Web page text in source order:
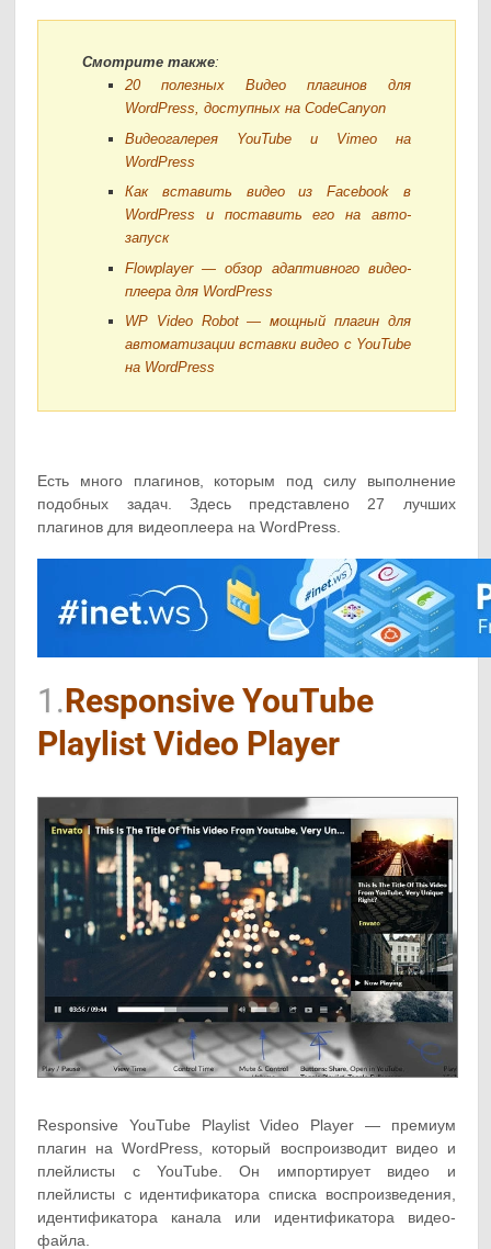
Смотрите также:
20 полезных Видео плагинов для
WordPress, доступных на CodeCanyon
Видеогалерея YouTube и Vimeo на
WordPress
Как вставить видео из Facebook в
WordPress и поставить его на авто-
запуск
Flowplayer — обзор адаптивного видео-
плеера для WordPress
WP Video Robot — мощный плагин для
автоматизации вставки видео с YouTube
на WordPress
Есть много плагинов, которым под силу выполнение
подобных задач. Здесь представлено 27 лучших
плагинов для видеоплеера на WordPress.
1.Responsive YouTube
Playlist Video Player
Responsive YouTube Playlist Video Player — премиум
плагин на WordPress, который воспроизводит видео и
плейлисты с YouTube. Он импортирует видео и
плейлисты с идентификатора списка воспроизведения,
идентификатора канала или идентификатора видео-
файла.